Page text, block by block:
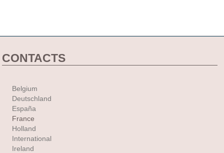
CONTACTS
Belgium
Deutschland
España
France
Holland
International
Ireland